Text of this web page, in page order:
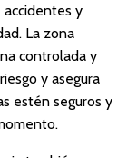
y
La zona
controlada y
y asegura
estén seguros y